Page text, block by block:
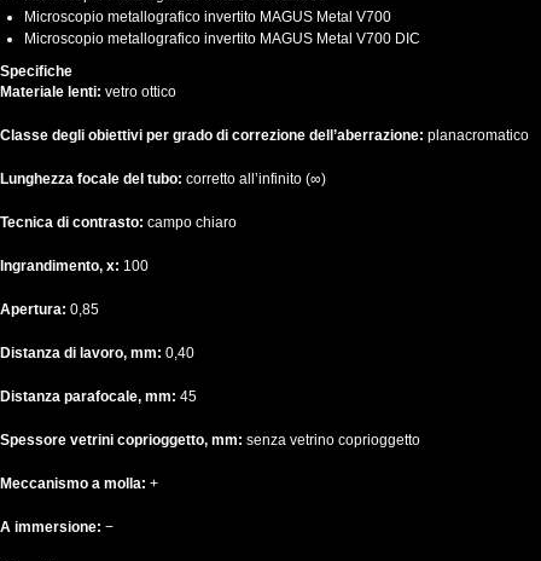
Microscopio metallografico invertito MAGUS Metal V700
Microscopio metallografico invertito MAGUS Metal V700 DIC
Specifiche
Materiale lenti: vetro ottico
Classe degli obiettivi per grado di correzione dell’aberrazione: planacromatico
Lunghezza focale del tubo: corretto all’infinito (∞)
Tecnica di contrasto: campo chiaro
Ingrandimento, x: 100
Apertura: 0,85
Distanza di lavoro, mm: 0,40
Distanza parafocale, mm: 45
Spessore vetrini coprioggetto, mm: senza vetrino coprioggetto
Meccanismo a molla: +
A immersione: −